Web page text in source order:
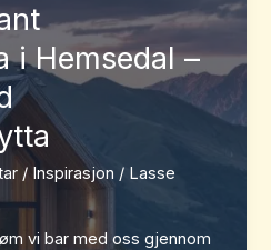
i Hemsedal –
/ Inspirasjon / Lasse
vi bar med oss gjennom